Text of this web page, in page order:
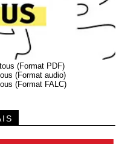
(Format PDF)
(Format audio)
(Format FALC)